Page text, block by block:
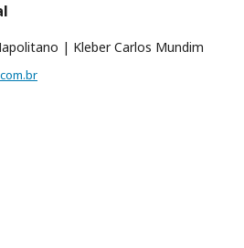
| Kleber Carlos Mundim